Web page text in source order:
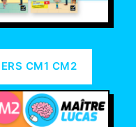
CM1 CM2